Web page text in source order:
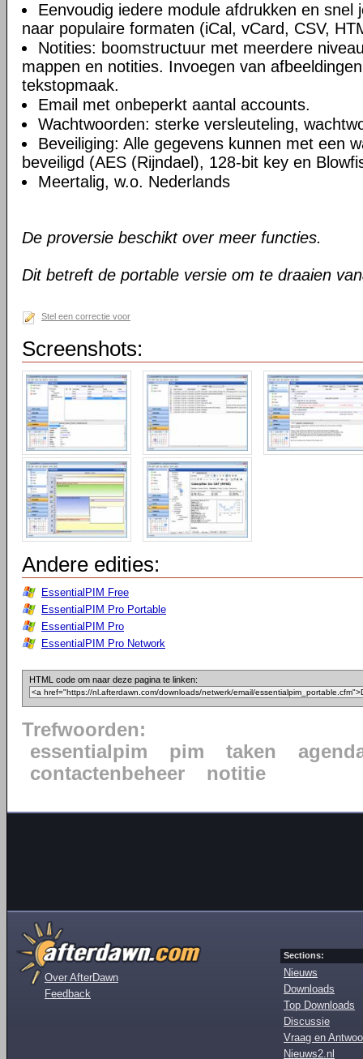
Eenvoudig iedere module afdrukken en snel
naar populaire formaten (iCal, vCard, CSV,
Notities: boomstructuur met meerdere
mappen en notities. Invoegen van
tekstopmaak.
Email met onbeperkt aantal accounts.
Wachtwoorden: sterke versleuteling,
Beveiliging: Alle gegevens kunnen met een
beveiligd (AES (Rijndael), 128-bit key en
Meertalig, w.o. Nederlands
De proversie beschikt over meer functies.
Dit betreft de portable versie om te draaien
Stel een correctie voor
Screenshots:
Andere edities:
EssentialPIM Free
EssentialPIM Pro Portable
EssentialPIM Pro
EssentialPIM Pro Network
HTML code om naar deze pagina te linken:
Trefwoorden:
essentialpim
pim taken
contactenbeheer
notitie
Over AfterDawn
Feedback
Sections:
Nieuws
Downloads
Top Downloads
Discussie
Vraag en
Nieuws2.nl